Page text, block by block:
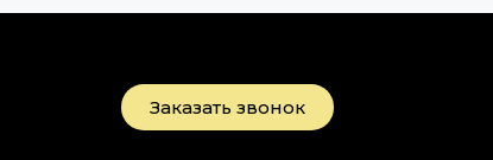
Заказать звонок